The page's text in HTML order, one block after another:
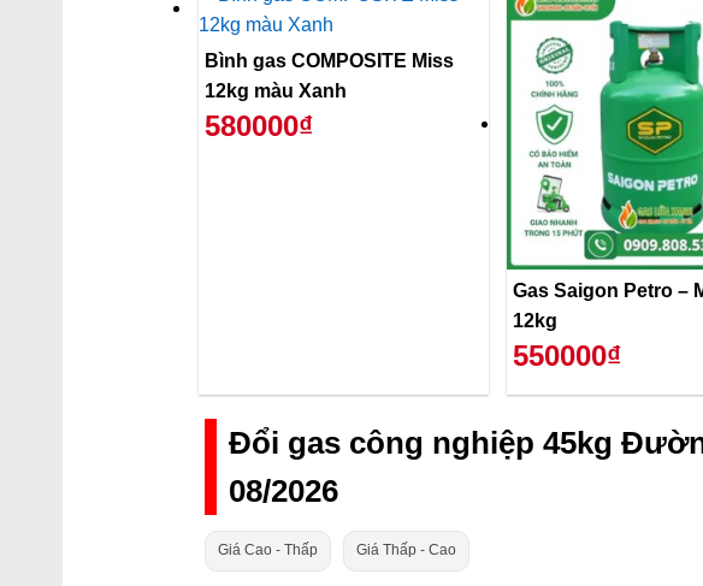
Bình gas COMPOSITE Miss
12kg màu Xanh
580000₫
Gas Saigon Petro – Màu Xanh
12kg
550000₫
Đổi gas công nghiệp 45kg
08/2026
Giá Cao - Thấp Giá Thấp - Cao